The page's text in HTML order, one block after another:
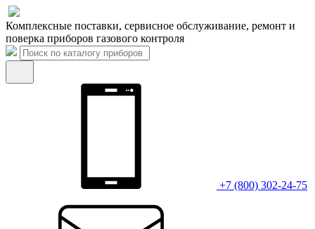
Комплексные поставки, сервисное обслуживание, ремонт и
поверка приборов газового контроля
+7 (800) 302-24-75